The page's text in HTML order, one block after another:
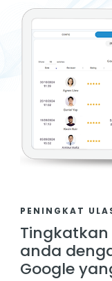
PENINGKAT
anda
Google